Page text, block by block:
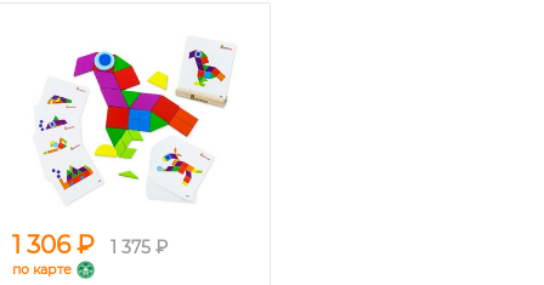
1 306 ₽ 1 375 ₽
по карте